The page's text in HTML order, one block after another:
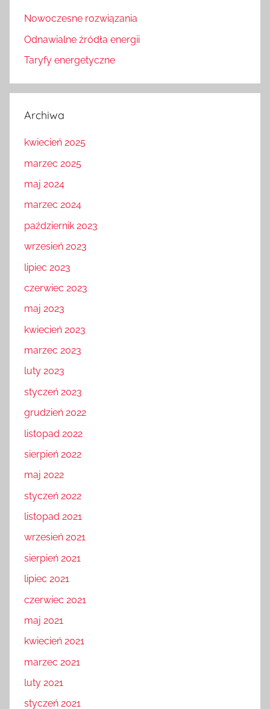
Nowoczesne rozwiązania
Odnawialne źródła energii
Taryfy energetyczne
Archiwa
kwiecień 2025
marzec 2025
maj 2024
marzec 2024
październik 2023
wrzesień 2023
lipiec 2023
czerwiec 2023
maj 2023
kwiecień 2023
marzec 2023
luty 2023
styczeń 2023
grudzień 2022
listopad 2022
sierpień 2022
maj 2022
styczeń 2022
listopad 2021
wrzesień 2021
sierpień 2021
lipiec 2021
czerwiec 2021
maj 2021
kwiecień 2021
marzec 2021
luty 2021
styczeń 2021